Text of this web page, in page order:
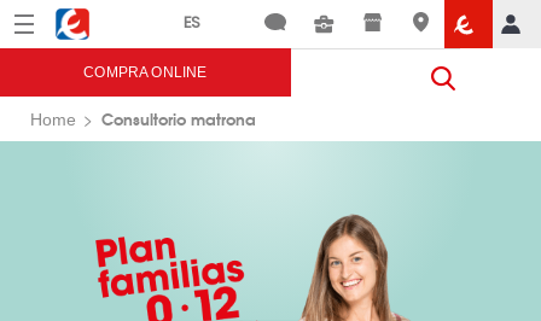
Menú Eroski
COMPRA ONLINE
Home Consultorio matrona